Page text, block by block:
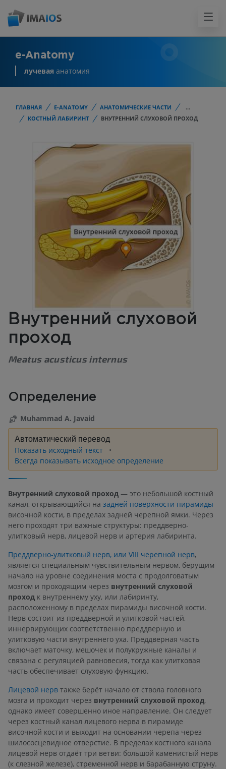
e-Anatomy
лучевая анатомия
ГЛАВНАЯ E-ANATOMY АНАТОМИЧЕСКИЕ ЧАСТИ
...
КОСТНЫЙ ЛАБИРИНТ
ВНУТРЕННИЙ СЛУХОВОЙ ПРОХОД
Внутренний слуховой
проход
Meatus acusticus internus
Определение
Muhammad A. Javaid
Автоматический перевод
Показать исходный текст
Всегда показывать исходное определение
Внутренний слуховой проход — это небольшой костный
канал, открывающийся на задней поверхности пирамиды
височной кости, в пределах задней черепной ямки. Через
него проходят три важные структуры: преддверно-
улитковый нерв, лицевой нерв и артерия лабиринта.
Преддверно-улитковый нерв, или VIII черепной нерв,
является специальным чувствительным нервом, берущим
начало на уровне соединения моста с продолговатым
мозгом и проходящим через внутренний слуховой
проход к внутреннему уху, или лабиринту,
расположенному в пределах пирамиды височной кости.
Нерв состоит из преддверной и улитковой частей,
иннервирующих соответственно преддверную и
улитковую части внутреннего уха. Преддверная часть
включает маточку, мешочек и полукружные каналы и
связана с регуляцией равновесия, тогда как улитковая
часть обеспечивает слуховую функцию.
Лицевой нерв также берёт начало от ствола головного
мозга и проходит через внутренний слуховой проход,
однако имеет совершенно иное направление. Он следует
через костный канал лицевого нерва в пирамиде
височной кости и выходит на основании черепа через
шилососцевидное отверстие. В пределах костного канала
лицевой нерв отдаёт три ветви: большой каменистый нерв
(к слезной железе), стременной нерв и барабанную струну.